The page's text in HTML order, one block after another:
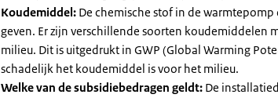
Koudemiddel: De chemische stof in de
geven. Er zijn verschillende soorten koudemiddelen
milieu. Dit is uitgedrukt in GWP (Global Warming
schadelijk het koudemiddel is voor het milieu.
Welke van de subsidiebedragen geldt: De